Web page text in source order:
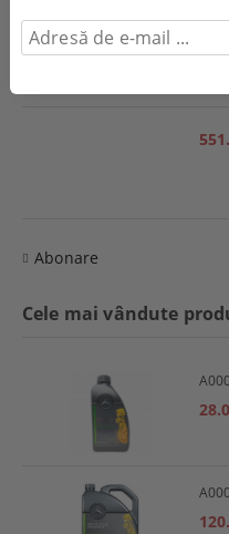
Abonare
Cele mai vândute